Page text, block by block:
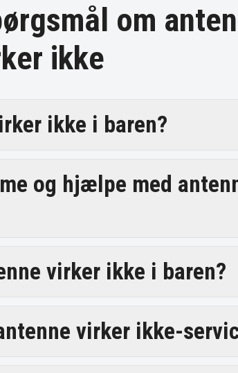
om
ikke
ikke i baren?
og hjælpe med
virker ikke i baren?
virker ikke-